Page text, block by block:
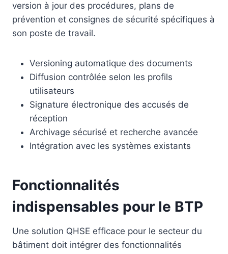
version à jour des procédures, plans de
prévention et consignes de sécurité spécifiques à
son poste de travail.
Versioning automatique des documents
Diffusion contrôlée selon les profils
utilisateurs
Signature électronique des accusés de
réception
Archivage sécurisé et recherche avancée
Intégration avec les systèmes existants
Fonctionnalités
indispensables pour le BTP
Une solution QHSE efficace pour le secteur du
bâtiment doit intégrer des fonctionnalités